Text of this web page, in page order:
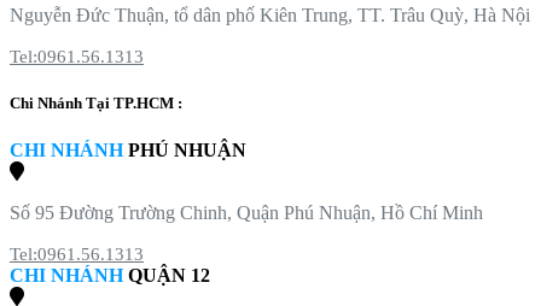
Nguyễn Đức Thuận, tổ dân phố Kiên Trung, TT. Trâu Quỳ, Hà Nội
Tel:0961.56.1313
Chi Nhánh Tại TP.HCM :
CHI NHÁNHPHÚ NHUẬN
Số 95 Đường Trường Chinh, Quận Phú Nhuận, Hồ Chí Minh
Tel:0961.56.1313
CHI NHÁNHQUẬN 12